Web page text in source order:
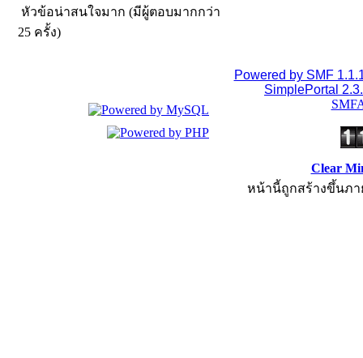
หัวข้อน่าสนใจมาก (มีผู้ตอบมากกว่า
25 ครั้ง)
Powered by SMF
SimplePortal
Clear
หน้านี้ถูกสร้างขึ้นภา